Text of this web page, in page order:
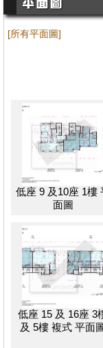
[所有平面圖]
低座 9 及10座 1樓
面圖
低座 15 及 16座 3
及 5樓 複式 平面